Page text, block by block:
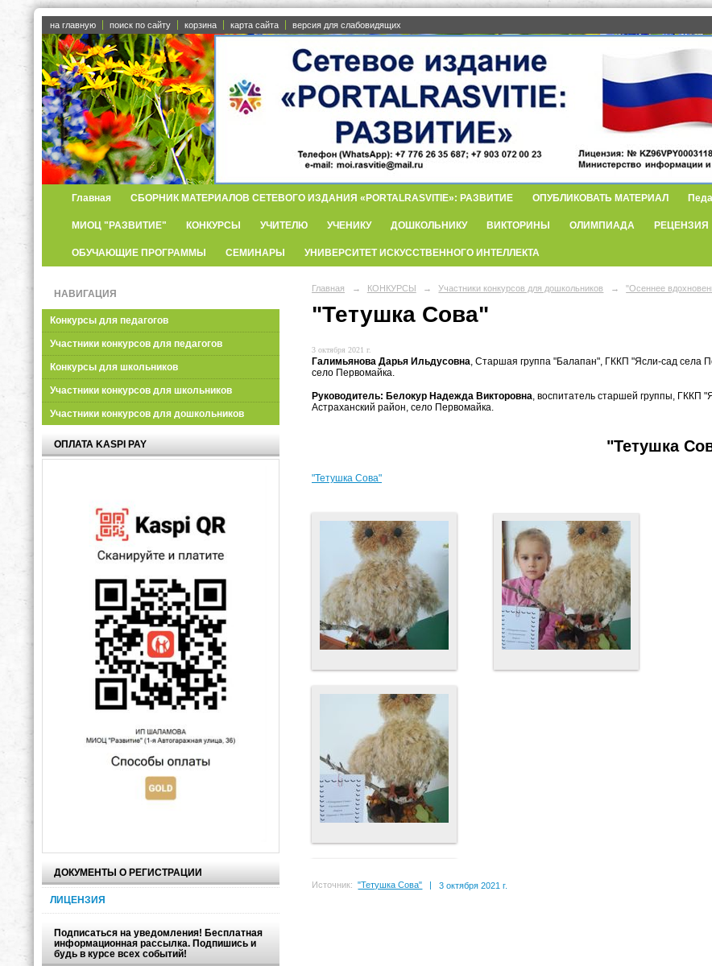
на главную поиск по сайту корзина карта сайта версия для слабовидящих
Главная СБОРНИК МАТЕРИАЛОВ СЕТЕВОГО ИЗДАНИЯ «PORTALRASVITIE»: РАЗВИТИЕ ОПУБЛИКОВАТЬ МАТЕРИАЛ
МИОЦ "РАЗВИТИЕ" КОНКУРСЫ УЧИТЕЛЮ УЧЕНИКУ ДОШКОЛЬНИКУ ВИКТОРИНЫ ОЛИМПИАДА РЕЦЕНЗИЯ
ОБУЧАЮЩИЕ ПРОГРАММЫ СЕМИНАРЫ УНИВЕРСИТЕТ ИСКУССТВЕННОГО ИНТЕЛЛЕКТА
НАВИГАЦИЯ
Конкурсы для педагогов
Участники конкурсов для педагогов
Конкурсы для школьников
Участники конкурсов для школьников
Участники конкурсов для дошкольников
ОПЛАТА KASPI PAY
ДОКУМЕНТЫ О РЕГИСТРАЦИИ
ЛИЦЕНЗИЯ
Подписаться на уведомления! Бесплатная
информационная рассылка. Подпишись и
будь в курсе всех событий!
Главная → КОНКУРСЫ → Участники конкурсов для дошкольников → "Осеннее
"Тетушка Сова"
3 октября 2021 г.
Галимьянова Дарья Ильдусовна , Старшая группа "Балапан", ГККП "Ясли-сад села
село Первомайка.
Руководитель: Белокур Надежда Викторовна, воспитатель старшей группы, ГККП
Астраханский район, село Первомайка.
"Тетушка
"Тетушка Сова"
Источник: "Тетушка Сова" | 3 октября 2021 г.